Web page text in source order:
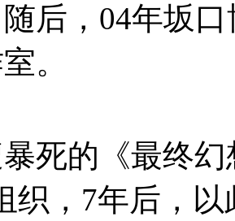
后，04年坂
。
死的《最终
织，7年后，